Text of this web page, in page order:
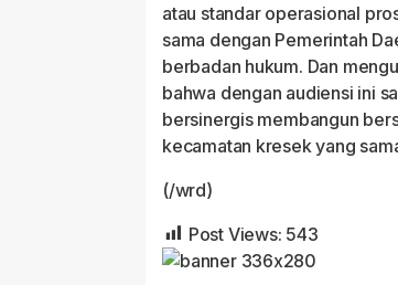
atau standar operasional
sama dengan Pemerintah
berbadan hukum. Dan
bahwa dengan audiensi ini
bersinergis membangun
kecamatan kresek yang
(/wrd)
Post Views: 543